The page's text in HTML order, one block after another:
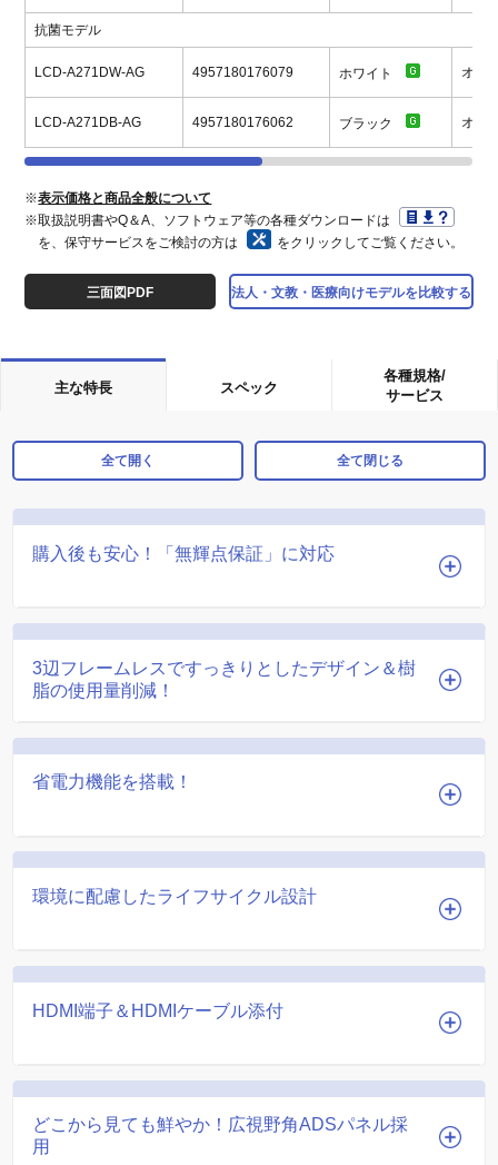
抗菌モデル
LCD-A271DW-AG 4957180176079 ホワイト オー
LCD-A271DB-AG 4957180176062 ブラック オー
※表示価格と商品全般について
※取扱説明書やQ＆A、ソフトウェア等の各種ダウンロードは
を、保守サービスをご検討の方は
をクリックしてご覧ください。
三面図PDF 法人・文教・医療向けモデルを比較する
主な特長 スペック
各種規格/
サービス
全て開く 全て閉じる
購入後も安心！「無輝点保証」に対応
3辺フレームレスですっきりとしたデザイン＆樹
脂の使用量削減！
省電力機能を搭載！
環境に配慮したライフサイクル設計
HDMI端子＆HDMIケーブル添付
どこから見ても鮮やか！広視野角ADSパネル採
用